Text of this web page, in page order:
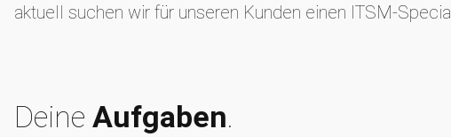
aktuell suchen wir für unseren Kunden einen ITSM-
Deine Aufgaben.